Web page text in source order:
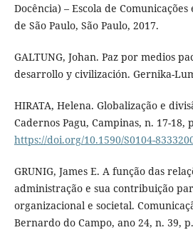
Docência) – Escola de
de São Paulo, São Paulo, 2017.
GALTUNG, Johan. Paz por medios
desarrollo y civilización. Gernika-
HIRATA, Helena. Globalização e
Cadernos Pagu, Campinas, n. 17-18,
https://doi.org/10.1590/S0104-
GRUNIG, James E. A função das
administração e sua contribuição
organizacional e societal.
Bernardo do Campo, ano 24, n. 39,